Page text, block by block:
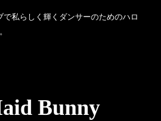
で私らしく輝くダンサーのためのハロ
Bunny